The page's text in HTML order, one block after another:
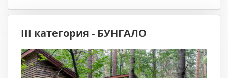
III категория - БУНГАЛО